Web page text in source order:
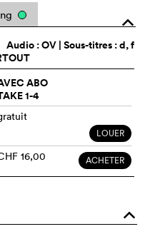
o
Audio :OV | Sous-titres : d, f
ABO
1-4
LOUER
16,00 ACHETER
o